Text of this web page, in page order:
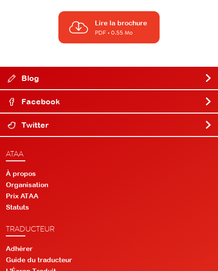
Lire la brochure
PDF• 0.55 Mo
Blog
Facebook
Twitter
ATAA
À propos
Organisation
Prix ATAA
Statuts
TRADUCTEUR
Adhérer
Guide du traducteur